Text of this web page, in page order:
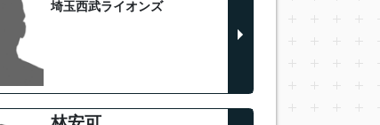
埼玉西武ライオンズ